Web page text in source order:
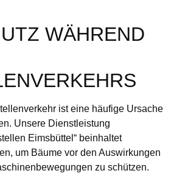
WÄHREND
ist eine häufige Ursache
Unsere Dienstleistung
Eimsbüttel“ beinhaltet
um Bäume vor den Auswirkungen
zu schützen.